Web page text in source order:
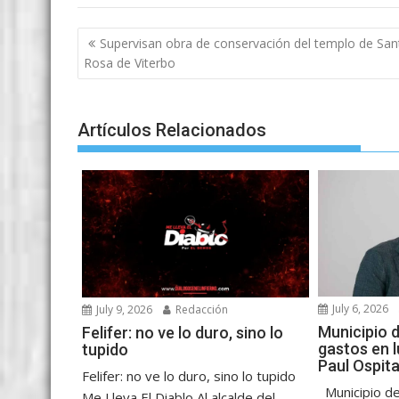
c
e
b
o
o
k
i
t
t
e
r
a
i
l
a
s
A
p
p
s
e
n
g
e
r
y
e
l
g
a
m
a
r
e
Post
navigation
Supervisan obra de conservación del templo de
Rosa de Viterbo
Artículos Relacionados
July 9, 2026 Redacción
Felifer: no ve lo duro, sino lo
tupido
Felifer: no ve lo duro, sino lo tupido
July 6, 2026
Municipio
gastos en
Paul
Municipio